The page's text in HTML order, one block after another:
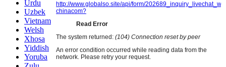
Urdu
Uzbek
Vietnamese
Welsh
Xhosa
Yiddish
Yoruba